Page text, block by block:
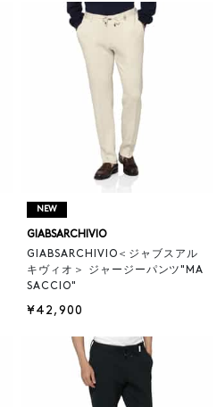
NEW
GIABSARCHIVIO
GIABSARCHIVIO＜ジャブスアル
キヴィオ＞ ジャージーパンツ"MA
SACCIO"
¥42,900